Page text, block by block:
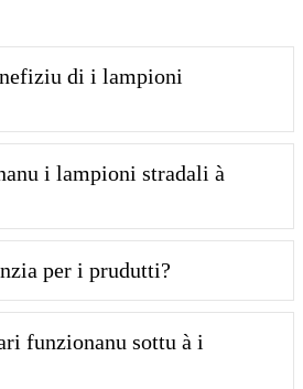
di i lampioni
i lampioni stradali à
per i prudutti?
funzionanu sottu à i